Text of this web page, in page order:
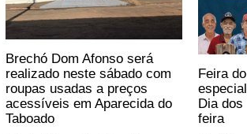
Brechó Dom Afonso será
realizado neste sábado com
roupas usadas a preços
acessíveis em Aparecida do
Taboado
Feira
Dia
feira